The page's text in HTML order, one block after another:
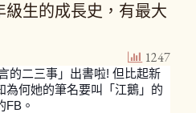
級生的成長史，有最大
1247
的二三事」出書啦! 但比起新
為何她的筆名要叫「江鵝」的
FB。